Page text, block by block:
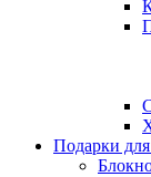
Подарки